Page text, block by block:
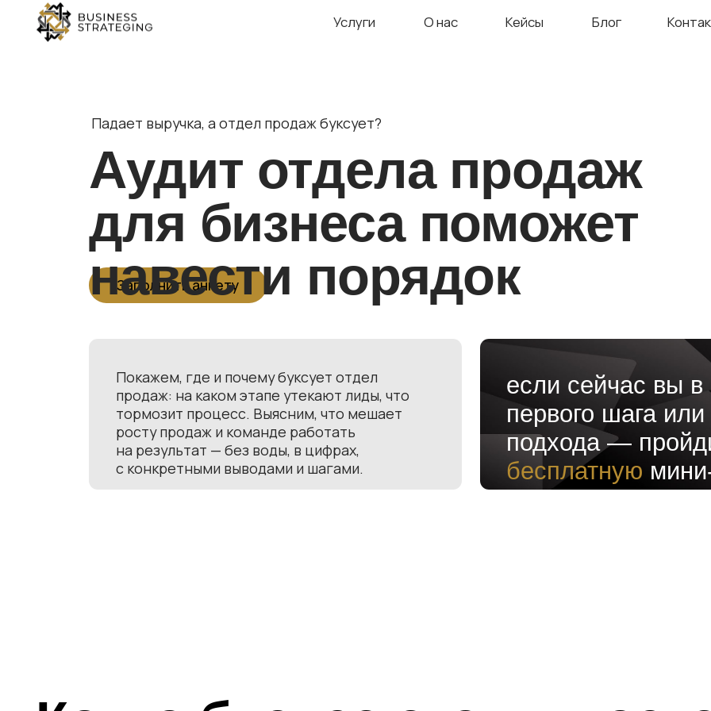
Контакты
Блог
Кейсы
Услуги
если сейчас вы в поиске
первого шага или нового
подхода — пройдите
бесплатнуюмини-
тормозит процесс. Выясним, что мешает
росту продаж и команде работать
на результат — без воды, в цифрах,
с конкретными выводами и шагами.
Заполнить анкету
Аудит отдела продаж
для бизнеса поможет
навести порядок
с падением выручки